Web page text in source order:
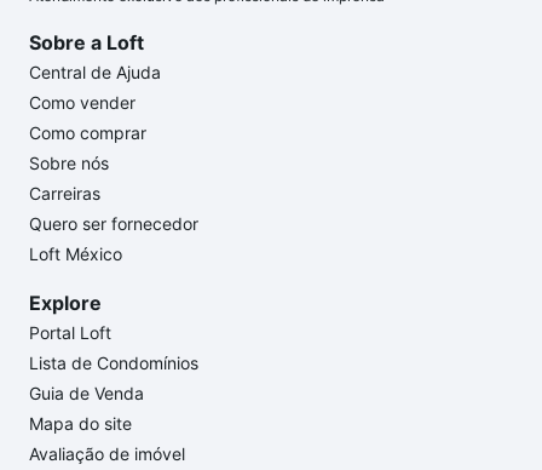
Sobre a Loft
Central de Ajuda
Como vender
Como comprar
Sobre nós
Carreiras
Quero ser fornecedor
Loft México
Explore
Portal Loft
Lista de Condomínios
Guia de Venda
Mapa do site
Avaliação de imóvel